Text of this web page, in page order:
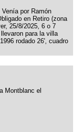
por Ramón
en Retiro (zona
25/8/2025, 6 o 7
para la villa
rodado 26', cuadro
Montblanc el